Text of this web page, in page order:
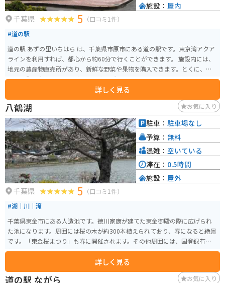
千葉県 5 （口コミ1件）
#道の駅
道の駅 あずの里いちはら は、千葉県市原市にある道の駅です。東京湾アクア
ラインを利用すれば、都心から約60分で行くことができます。 施設内には、
地元の農産物直売所があり、新鮮な野菜や果物を購入できます。とくに、市
原産の梨は有名で、旬の時期には直売所でも販売されます。 また、房総の豊
かな自然を生かした、手作りアイスクリームのお店も人気です。地元産の牛
乳や果物を使った、ここでしか味わえないフレーバーを楽しむことができま
す。 バイクで訪れる場合、道の駅には広々とした駐車場が用意されているの
で安心です。周辺には、東京湾を望む絶景スポットや、自然豊かな公園など、
ツーリングに最適なスポットも点在しています。
詳しく見る
施設： 屋内
八鶴湖 お気に入り
千葉県 5 （口コミ1件）
#湖｜川｜滝
千葉県東金市にある人造池です。徳川家康が建てた東金御殿の際に広げられ
た池になります。周囲には桜の木が約300本植えられており、春になると絶景
です。「東金桜まつり」も春に開催されます。その他周囲には、国登録有形文
化財もあり、歴史的にも楽しいスポットとなっています。
詳しく見る
駐車： 駐車場なし
予算： 無料
混雑： 空いている
滞在： 0.5時間
施設： 屋外
道の駅 ながら お気に入り